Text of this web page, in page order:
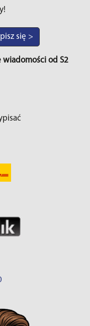
się >
wiadomości od S2